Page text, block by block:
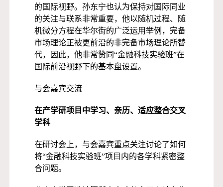
的国际视野。孙东宁也认为保持对国际同业
的关注与联系非常重要，他以随机过程、随
机微分方程在华尔街的广泛运用举例，完备
市场理论正被更前沿的非完备市场理论所替
代，因此，他非常赞同“金融科技实验班”在
国际前沿视野下的基本盘设置。
与会嘉宾交流
在产学研项目中学习、亲历、适应整合交叉
学科
在研讨会上，与会嘉宾重点关注讨论了如何
将“金融科技实验班”项目内的各学科紧密整
合问题。